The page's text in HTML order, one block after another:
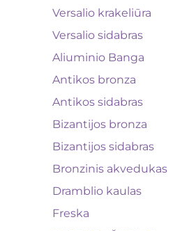
Versalio krakeliūra
Versalio sidabras
Aliuminio Banga
Antikos bronza
Antikos sidabras
Bizantijos bronza
Bizantijos sidabras
Bronzinis akvedukas
Dramblio kaulas
Freska